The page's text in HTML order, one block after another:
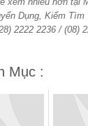
Dụng, Kiếm Tìm
2222 2236 / (08)
Mục :